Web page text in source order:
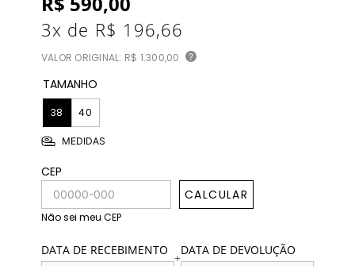
3x de R$ 196,66
VALOR ORIGINAL: R$ 1.300,00 ?
TAMANHO
38 40
MEDIDAS
CEP
CALCULAR
Não sei meu CEP
DATA DE RECEBIMENTO +DATA DE DEVOLUÇÃO